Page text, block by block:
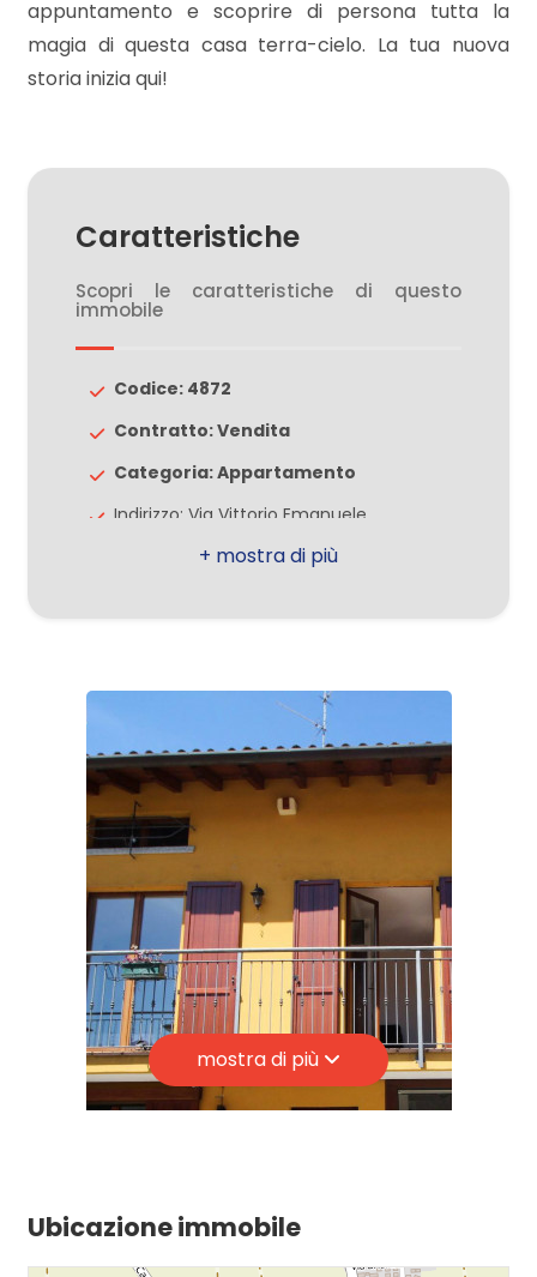
appuntamento e scoprire di persona tutta la
magia di questa casa terra-cielo. La tua nuova
storia inizia qui!
Caratteristiche
Scopri le caratteristiche di questo
immobile
Codice: 4872
Contratto: Vendita
Categoria: Appartamento
Indirizzo: Via Vittorio Emanuele
Comune: Lazzate
Stato conservazione: Buono
Piano: Su due livelli
Piani totali: 1
Riscaldamento: Autonomo
Appartamenti Totali: 1
Anno di costruzione: 1970
Stato attuale: Libero al rogito
Balconi: Presente
Cucina: A vista
mostra di più
Ubicazione immobile
2
multiscelta
Balcone/Terrazzo
Ascensore
Arredato
Nuova costruzione
Lusso